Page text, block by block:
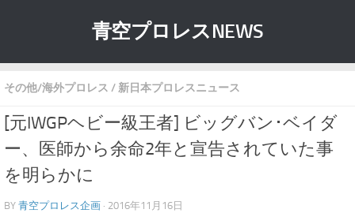
青空プロレスNEWS
その他/海外プロレス / 新日本プロレスニュース
[元IWGPヘビー級王者] ビッグバン･ベイダ
ー、医師から余命2年と宣告されていた事
を明らかに
BY 青空プロレス企画 · 2016年11月16日